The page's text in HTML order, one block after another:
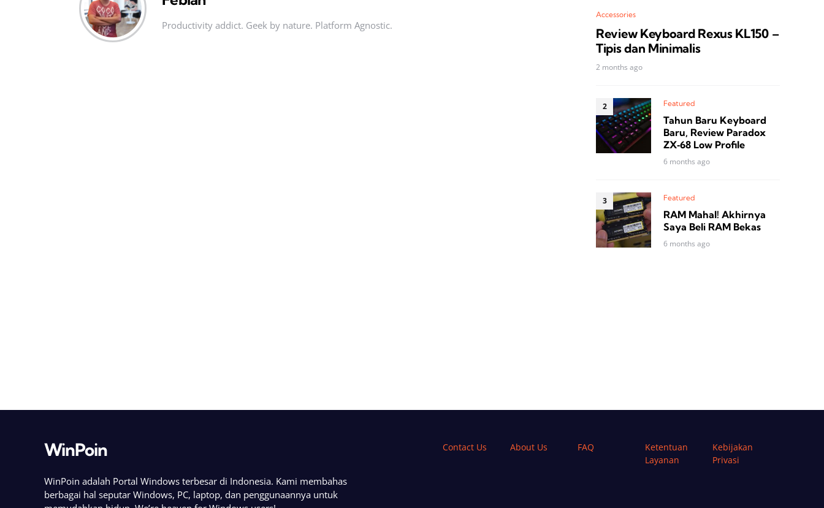
Productivity addict. Geek by nature. Platform Agnostic.
Accessories
Review Keyboard Rexus KL150 –
Tipis dan Minimalis
2 months ago
Featured
Tahun Baru Keyboard
Baru, Review Paradox
ZX‑68 Low Profile
6 months ago
Featured
RAM Mahal! Akhirnya
Saya Beli RAM Bekas
6 months ago
WinPoin
WinPoin adalah Portal Windows terbesar di Indonesia. Kami membahas
berbagai hal seputar Windows, PC, laptop, dan penggunaannya untuk
Contact Us About Us FAQ
Ketentuan
Layanan
Kebijakan
Privasi